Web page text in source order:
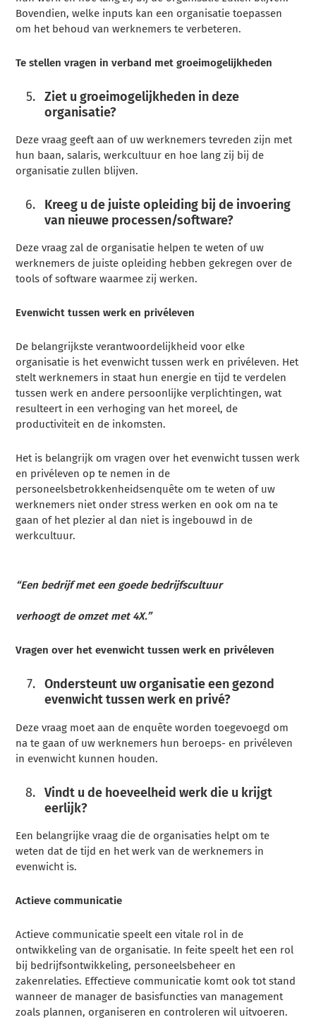
Bovendien, welke inputs kan een organisatie toepassen
om het behoud van werknemers te verbeteren.
Te stellen vragen in verband met groeimogelijkheden
Ziet u groeimogelijkheden in deze
organisatie?
Deze vraag geeft aan of uw werknemers tevreden zijn met
hun baan, salaris, werkcultuur en hoe lang zij bij de
organisatie zullen blijven.
Kreeg u de juiste opleiding bij de invoering
van nieuwe processen/software?
Deze vraag zal de organisatie helpen te weten of uw
werknemers de juiste opleiding hebben gekregen over de
tools of software waarmee zij werken.
Evenwicht tussen werk en privéleven
De belangrijkste verantwoordelijkheid voor elke
organisatie is het evenwicht tussen werk en privéleven. Het
stelt werknemers in staat hun energie en tijd te verdelen
tussen werk en andere persoonlijke verplichtingen, wat
resulteert in een verhoging van het moreel, de
productiviteit en de inkomsten.
Het is belangrijk om vragen over het evenwicht tussen werk
en privéleven op te nemen in de
personeelsbetrokkenheidsenquête om te weten of uw
werknemers niet onder stress werken en ook om na te
gaan of het plezier al dan niet is ingebouwd in de
werkcultuur.
“Een bedrijf met een goede bedrijfscultuur
verhoogt de omzet met 4X.”
Vragen over het evenwicht tussen werk en privéleven
Ondersteunt uw organisatie een gezond
evenwicht tussen werk en privé?
Deze vraag moet aan de enquête worden toegevoegd om
na te gaan of uw werknemers hun beroeps- en privéleven
in evenwicht kunnen houden.
Vindt u de hoeveelheid werk die u krijgt
eerlijk?
Een belangrijke vraag die de organisaties helpt om te
weten dat de tijd en het werk van de werknemers in
evenwicht is.
Actieve communicatie
Actieve communicatie speelt een vitale rol in de
ontwikkeling van de organisatie. In feite speelt het een rol
bij bedrijfsontwikkeling, personeelsbeheer en
zakenrelaties. Effectieve communicatie komt ook tot stand
wanneer de manager de basisfuncties van management
zoals plannen, organiseren en controleren wil uitvoeren.